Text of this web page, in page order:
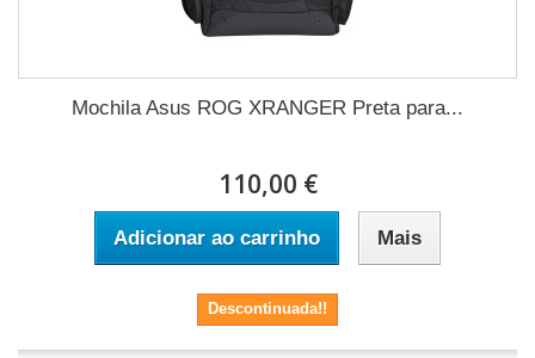
Mochila Asus ROG XRANGER Preta para...
110,00 €
Adicionar ao carrinho Mais
Descontinuada!!